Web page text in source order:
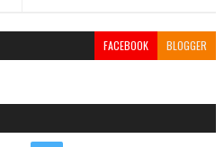
FACEBOOK BLOGGER